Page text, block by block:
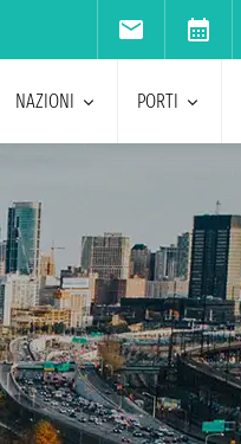
NAZIONI PORTI